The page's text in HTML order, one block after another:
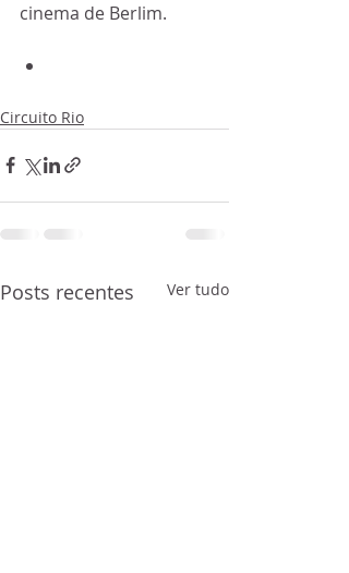
cinema de Berlim.
Circuito Rio
Posts recentes Ver tudo